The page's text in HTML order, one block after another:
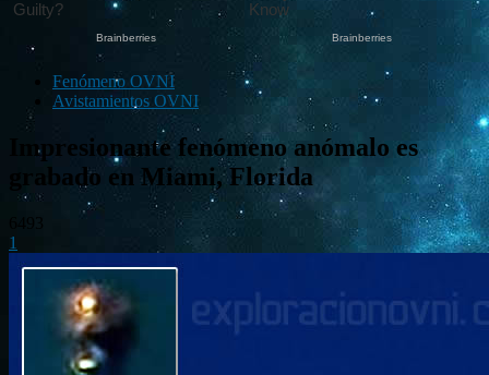
Fenómeno OVNI
Avistamientos OVNI
Impresionante fenómeno anómalo es
grabado en Miami, Florida
1